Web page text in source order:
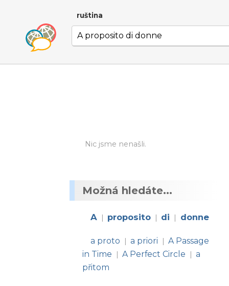
ruština
Nic jsme nenašli.
Možná hledáte...
A | proposito | di | donne
a proto | a priori | A Passage
in Time
| A Perfect Circle | a
přitom